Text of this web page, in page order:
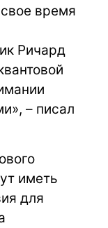
время
Ричард
– писал
иметь
для